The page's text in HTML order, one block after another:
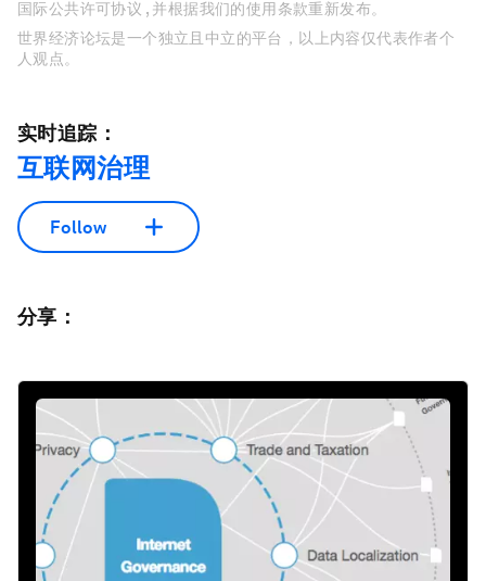
国际公共许可协议 , 并根据我们的使用条款重新发布。
世界经济论坛是一个独立且中立的平台，以上内容仅代表作者个
人观点。
实时追踪：
互联网治理
Follow
分享：